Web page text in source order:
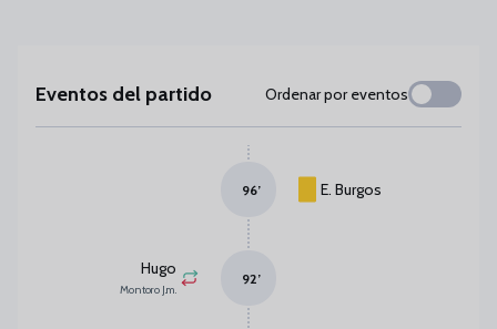
Eventos del partido Ordenar por eventos
E. Burgos
96’
Hugo
Montoro J.m.
92’